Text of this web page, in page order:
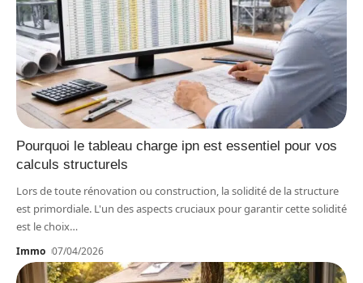
Pourquoi le tableau charge ipn est essentiel pour vos
calculs structurels
Lors de toute rénovation ou construction, la solidité de la structure
est primordiale. L'un des aspects cruciaux pour garantir cette solidité
est le choix…
Immo 07/04/2026